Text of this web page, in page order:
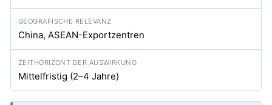
China, ASEAN-Exportzentren
Mittelfristig (2–4 Jahre)